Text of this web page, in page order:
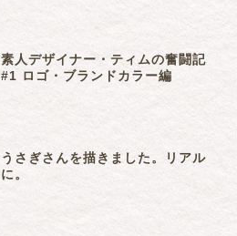
素人デザイナー・ティムの奮闘記
#1 ロゴ・ブランドカラー編
うさぎさんを描きました。リアル
に。